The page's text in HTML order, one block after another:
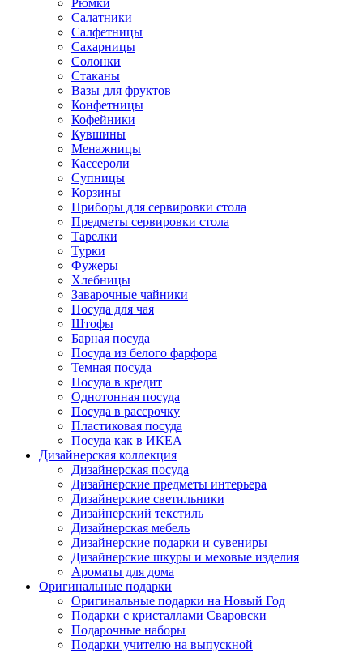
Рюмки
Салатники
Салфетницы
Сахарницы
Солонки
Стаканы
Вазы для фруктов
Конфетницы
Кофейники
Кувшины
Менажницы
Кассероли
Супницы
Корзины
Приборы для сервировки стола
Предметы сервировки стола
Тарелки
Турки
Фужеры
Хлебницы
Заварочные чайники
Посуда для чая
Штофы
Барная посуда
Посуда из белого фарфора
Темная посуда
Посуда в кредит
Однотонная посуда
Посуда в рассрочку
Пластиковая посуда
Посуда как в ИКЕА
Дизайнерская коллекция
Дизайнерская посуда
Дизайнерские предметы интерьера
Дизайнерские светильники
Дизайнерский текстиль
Дизайнерская мебель
Дизайнерские подарки и сувениры
Дизайнерские шкуры и меховые изделия
Ароматы для дома
Оригинальные подарки
Оригинальные подарки на Новый Год
Подарки с кристаллами Сваровски
Подарочные наборы
Подарки учителю на выпускной